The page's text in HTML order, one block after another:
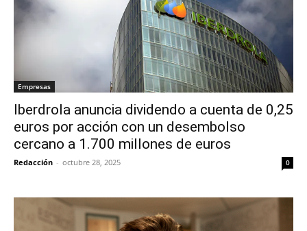
Empresas
Iberdrola anuncia dividendo a cuenta de 0,25
euros por acción con un desembolso
cercano a 1.700 millones de euros
Redacción - octubre 28, 2025 0